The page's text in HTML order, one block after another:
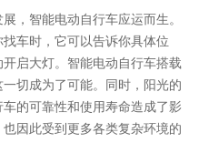
，智能电动自行车应运而生。
车时，它可以告诉你具体位
启大灯。智能电动自行车搭载
切成为了可能。同时，阳光的
的可靠性和使用寿命造成了影
因此受到更多各类复杂环境的